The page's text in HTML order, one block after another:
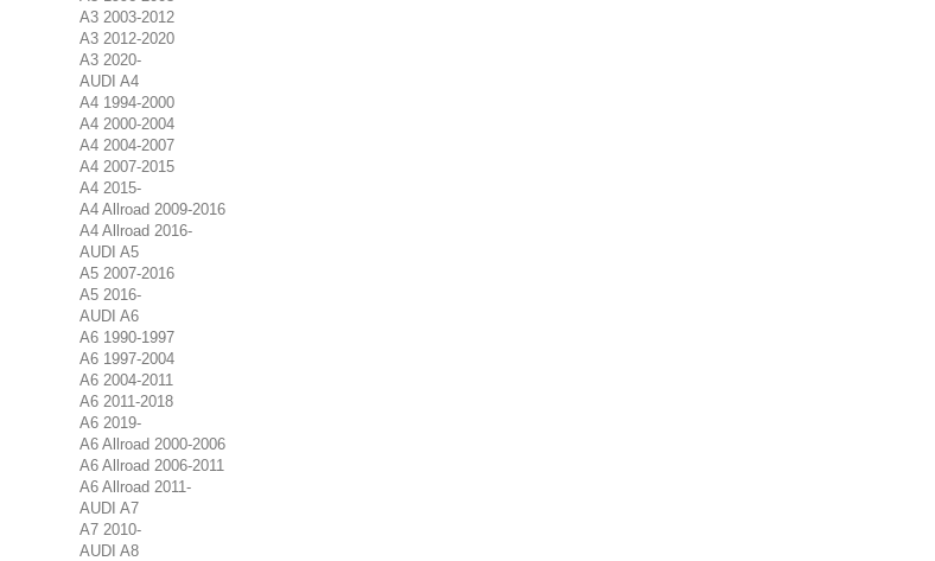
A3 2003-2012
A3 2012-2020
A3 2020-
AUDI A4
A4 1994-2000
A4 2000-2004
A4 2004-2007
A4 2007-2015
A4 2015-
A4 Allroad 2009-2016
A4 Allroad 2016-
AUDI A5
A5 2007-2016
A5 2016-
AUDI A6
A6 1990-1997
A6 1997-2004
A6 2004-2011
A6 2011-2018
A6 2019-
A6 Allroad 2000-2006
A6 Allroad 2006-2011
A6 Allroad 2011-
AUDI A7
A7 2010-
AUDI A8